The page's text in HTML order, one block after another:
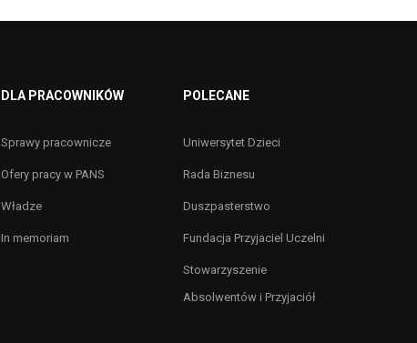
DLA PRACOWNIKÓW
Sprawy pracownicze
Ofery pracy w PANS
Władze
In memoriam
POLECANE
Uniwersytet Dzieci
Rada Biznesu
Duszpasterstwo
Fundacja Przyjaciel Uczelni
Stowarzyszenie
Absolwentów i Przyjaciół